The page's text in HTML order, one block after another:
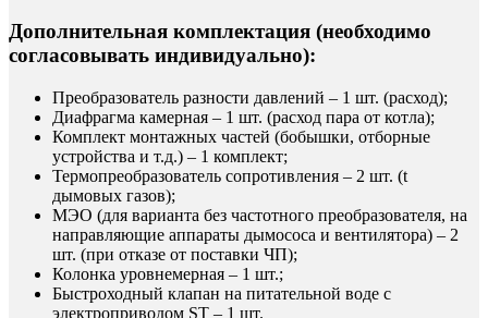
Дополнительная комплектация (необходимо
согласовывать индивидуально):
Преобразователь разности давлений – 1 шт. (расход);
Диафрагма камерная – 1 шт. (расход пара от котла);
Комплект монтажных частей (бобышки, отборные
устройства и т.д.) – 1 комплект;
Термопреобразователь сопротивления – 2 шт. (t
дымовых газов);
МЭО (для варианта без частотного преобразователя, на
направляющие аппараты дымососа и вентилятора) – 2
шт. (при отказе от поставки ЧП);
Колонка уровнемерная – 1 шт.;
Быстроходный клапан на питательной воде с
электроприводом ST – 1 шт.